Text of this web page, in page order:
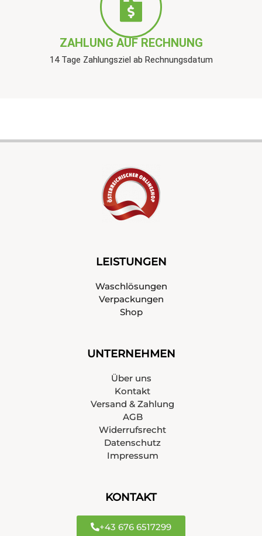
ZAHLUNG AUF RECHNUNG
14 Tage Zahlungsziel ab Rechnungsdatum
LEISTUNGEN
Waschlösungen
Verpackungen
Shop
UNTERNEHMEN
Über uns
Kontakt
Versand & Zahlung
AGB
Widerrufsrecht
Datenschutz
Impressum
KONTAKT
+43 676 6517299